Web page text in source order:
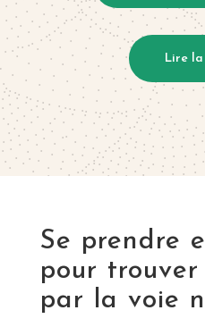
Lire
Se prendre
pour
par la voie